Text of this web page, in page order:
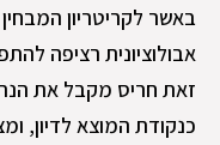
באשר לקריטריון
אבולוציונית רציפה
זאת חריס מקבל את
כנקודת המוצא לדיון,